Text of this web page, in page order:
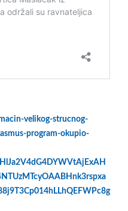
velikog-strucnog-
program-okupio-